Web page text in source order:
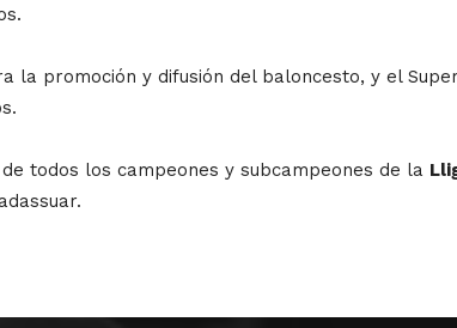
la promoción y difusión del baloncesto, y el
todos los campeones y subcampeones de la